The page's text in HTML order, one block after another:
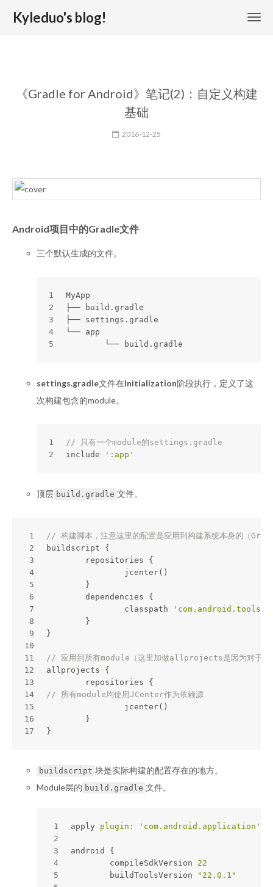
Kyleduo's blog!
《Gradle for Android》笔记(2)：自定义构建
基础
2016-12-25
Android项目中的Gradle文件
三个默认生成的文件。
1
2
3
4
5
MyApp
├── build.gradle
├── settings.gradle
└── app
	└── build.gradle
settings.gradle文件在Initialization阶段执行，定义了这
次构建包含的module。
1
2
// 只有一个module的settings.gradle
include
':app'
顶层 build.gradle 文件。
1
2
3
4
5
6
7
8
9
10
11
12
13
14
15
16
17
// 构建脚本，注意这里的配置是应用到构建系统本身的（
buildscript {
	repositories {
		jcenter()
	}
	dependencies {
		classpath
	}
}
// 应用到所有module（这里加做allprojects是因为对于
allprojects {
	repositories {
// 所有module均使用JCenter作为依赖源
		jcenter()
	}
}
buildscript 块是实际构建的配置存在的地方。
Module层的 build.gradle 文件。
1
2
3
4
5
apply plugin: 'com.android.application'
android {
	compileSdkVersion
22
	buildToolsVersion
"22.0.1"